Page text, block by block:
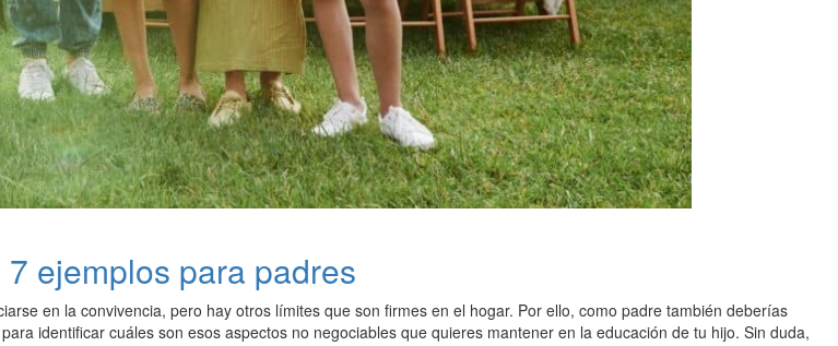
ejemplos para padres
en la convivencia, pero hay otros límites que son firmes en el hogar. Por ello, como padre también deberías
identificar cuáles son esos aspectos no negociables que quieres mantener en la educación de tu hijo. Sin duda,